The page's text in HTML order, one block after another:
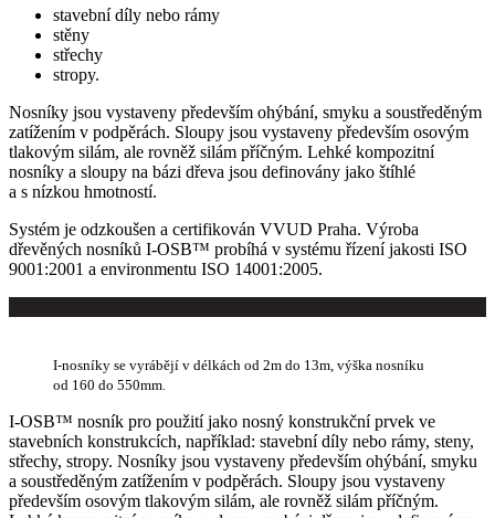
stavební díly nebo rámy
stěny
střechy
stropy.
Nosníky jsou vystaveny především ohýbání, smyku a soustředěným
zatížením v podpěrách. Sloupy jsou vystaveny především osovým
tlakovým silám, ale rovněž silám příčným. Lehké kompozitní
nosníky a sloupy na bázi dřeva jsou definovány jako štíhlé
a s nízkou hmotností.
Systém je odzkoušen a certifikován VVUD Praha. Výroba
dřevěných nosníků I-OSB™ probíhá v systému řízení jakosti ISO
9001:2001 a environmentu ISO 14001:2005.
I-nosníky se vyrábějí v délkách od 2m do 13m, výška nosníku
od 160 do 550mm.
I-OSB™ nosník pro použití jako nosný konstrukční prvek ve
stavebních konstrukcích, například: stavební díly nebo rámy, steny,
střechy, stropy. Nosníky jsou vystaveny především ohýbání, smyku
a soustředěným zatížením v podpěrách. Sloupy jsou vystaveny
především osovým tlakovým silám, ale rovněž silám příčným.